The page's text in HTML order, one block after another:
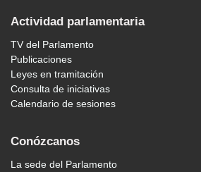
Actividad parlamentaria
TV del Parlamento
Publicaciones
Leyes en tramitación
Consulta de iniciativas
Calendario de sesiones
Conózcanos
La sede del Parlamento